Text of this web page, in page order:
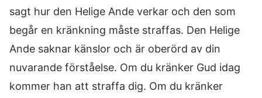
sagt hur den Helige Ande verkar och den som
begår en kränkning måste straffas. Den Helige
Ande saknar känslor och är oberörd av din
nuvarande förståelse. Om du kränker Gud idag
kommer han att straffa dig. Om du kränker